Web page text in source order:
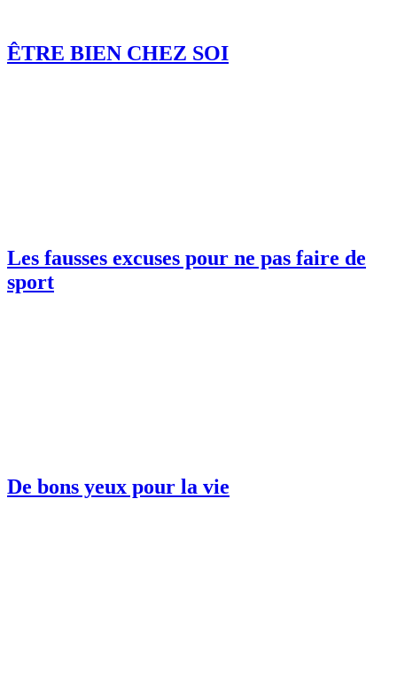
ÊTRE BIEN CHEZ SOI
Les fausses excuses pour ne pas faire de
sport
De bons yeux pour la vie